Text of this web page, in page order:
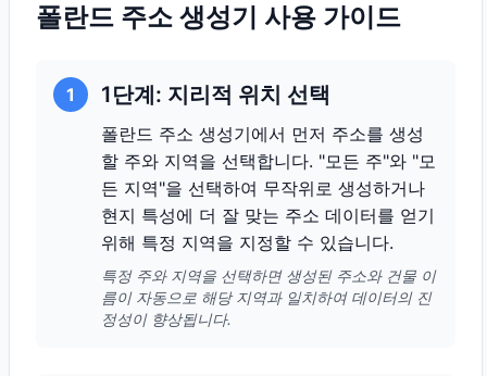
폴란드 주소 생성기 사용 가이드
1 1단계: 지리적 위치 선택
폴란드 주소 생성기에서 먼저 주소를 생성
할 주와 지역을 선택합니다. "모든 주"와 "모
든 지역"을 선택하여 무작위로 생성하거나
현지 특성에 더 잘 맞는 주소 데이터를 얻기
위해 특정 지역을 지정할 수 있습니다.
특정 주와 지역을 선택하면 생성된 주소와 건물 이
름이 자동으로 해당 지역과 일치하여 데이터의 진
정성이 향상됩니다.